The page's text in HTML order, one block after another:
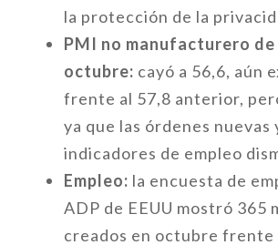
la protección de la
PMI no manufacturero de
octubre: cayó a 56,6, aún
frente al 57,8 anterior,
ya que las órdenes nuevas
indicadores de empleo
Empleo: la encuesta de
ADP de EEUU mostró 365
creados en octubre frente